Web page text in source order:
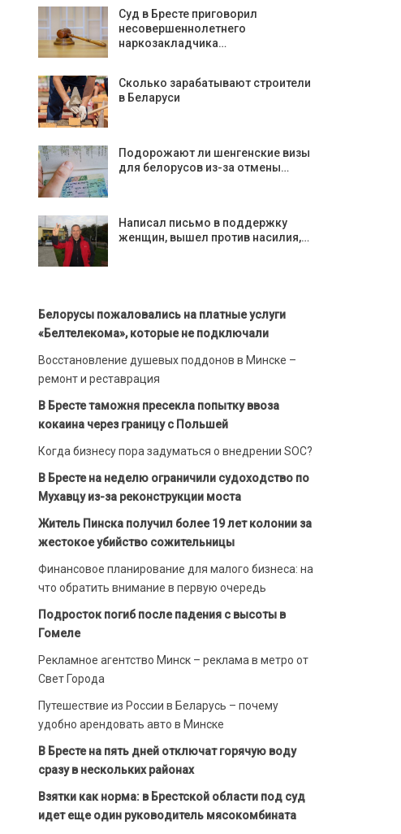
Суд в Бресте приговорил
несовершеннолетнего
наркозакладчика…
Сколько зарабатывают строители
в Беларуси
Подорожают ли шенгенские визы
для белорусов из-за отмены…
Написал письмо в поддержку
женщин, вышел против насилия,…
Белорусы пожаловались на платные услуги
«Белтелекома», которые не подключали
Восстановление душевых поддонов в Минске –
ремонт и реставрация
В Бресте таможня пресекла попытку ввоза
кокаина через границу с Польшей
Когда бизнесу пора задуматься о внедрении SOC?
В Бресте на неделю ограничили судоходство по
Мухавцу из-за реконструкции моста
Житель Пинска получил более 19 лет колонии за
жестокое убийство сожительницы
Финансовое планирование для малого бизнеса: на
что обратить внимание в первую очередь
Подросток погиб после падения с высоты в
Гомеле
Рекламное агентство Минск – реклама в метро от
Свет Города
Путешествие из России в Беларусь – почему
удобно арендовать авто в Минске
В Бресте на пять дней отключат горячую воду
сразу в нескольких районах
Взятки как норма: в Брестской области под суд
идет еще один руководитель мясокомбината